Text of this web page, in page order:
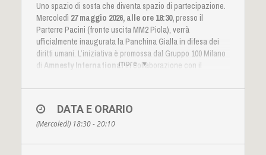
more
Uno spazio di sosta che diventa spazio di partecipazione.
Mercoledì 27 maggio 2026, alle ore 18:30, presso il
Parterre Pacini (fronte uscita MM2 Piola), verrà
ufficialmente inaugurata la Panchina Gialla in difesa dei
diritti umani. L’iniziativa è promossa dal Gruppo 100 Milano
di Amnesty Internationalin collaborazione con il
aperto a tutta la cittadinanza, vedrà la partecipazione di: -
Filippo Andrea Rossi, Vice Presidente del Municipio 3 e
Assessore alla Cultura.
DATA E ORARIO
(Mercoledì) 18:30 - 20:10